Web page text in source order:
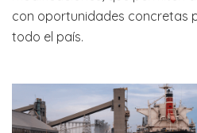
con oportunidades concretas
todo el país.